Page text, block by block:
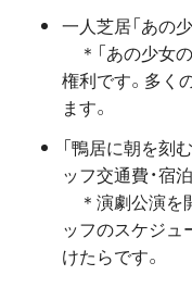
一人芝居「あの
＊「あの少女
権利です。多く
ます。
「鴨居に朝を刻
ッフ交通費・宿
＊演劇公演を
ッフのスケジュ
けたらです。